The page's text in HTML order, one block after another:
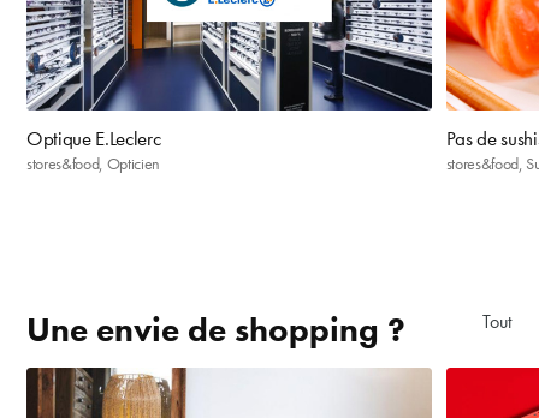
Optique E.Leclerc
stores&food, Opticien
Pas de
stores&food,
Une envie de shopping ? Tout